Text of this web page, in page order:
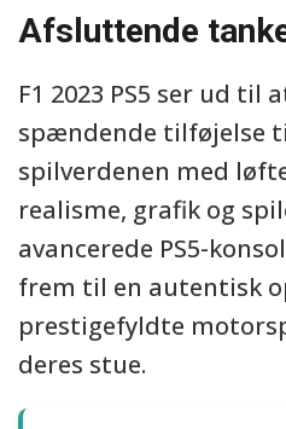
Afsluttende
F1 2023 PS5 ser ud til
spændende tilføjelse
spilverdenen med
realisme, grafik og
avancerede PS5-
frem til en autentisk
prestigefyldte
deres stue.